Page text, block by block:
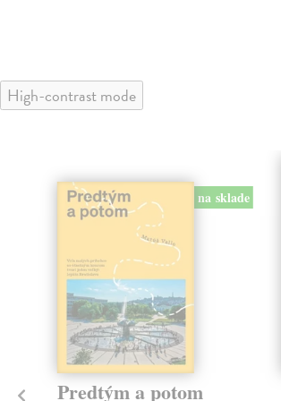
High-contrast mode
na sklade
Predtým a potom